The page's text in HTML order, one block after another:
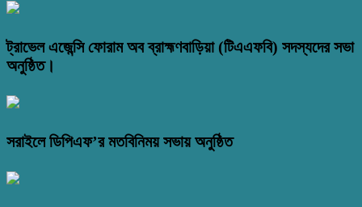
ট্রাভেল এজেন্সি ফোরাম অব ব্রাহ্মণবাড়িয়া (টিএএফবি) সদস্যদের সভা
অনুষ্ঠিত।
সরাইলে ডিপিএফ’র মতবিনিময় সভায় অনুষ্ঠিত